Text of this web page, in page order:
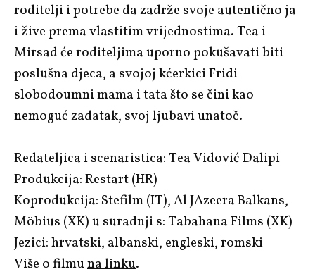
roditelji i potrebe da zadrže svoje autentično ja
i žive prema vlastitim vrijednostima. Tea i
Mirsad će roditeljima uporno pokušavati biti
poslušna djeca, a svojoj kćerkici Fridi
slobodoumni mama i tata što se čini kao
nemoguć zadatak, svoj ljubavi unatoč.
Redateljica i scenaristica: Tea Vidović Dalipi
Produkcija: Restart (HR)
Koprodukcija: Stefilm (IT), Al JAzeera Balkans,
Möbius (XK) u suradnji s: Tabahana Films (XK)
Jezici: hrvatski, albanski, engleski, romski
Više o filmuna linku.